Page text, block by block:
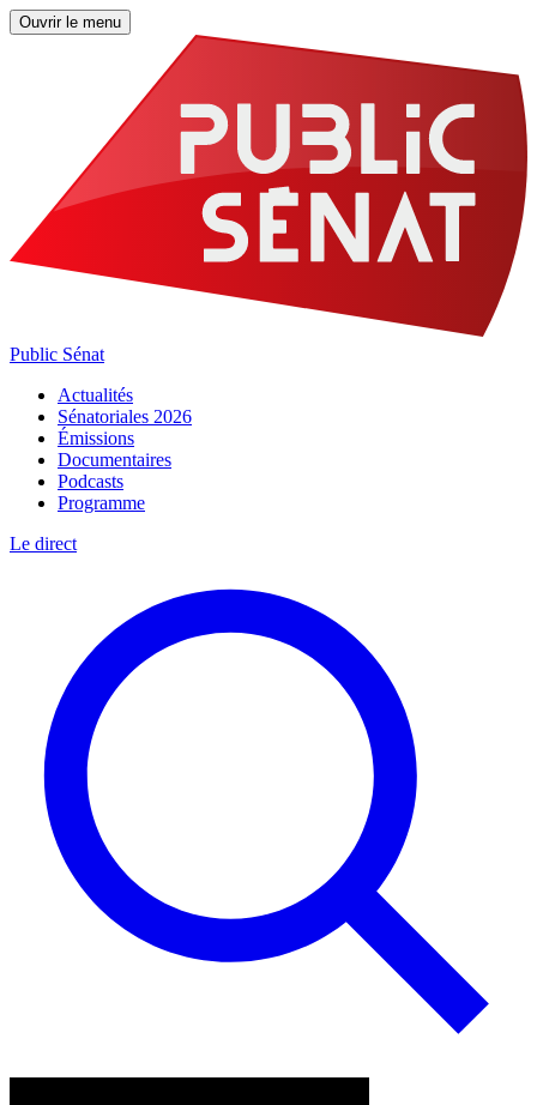
Ouvrir le menu
Public Sénat
Actualités
Sénatoriales 2026
Émissions
Documentaires
Podcasts
Programme
Le direct